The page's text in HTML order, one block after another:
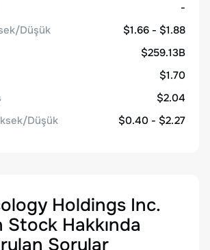
-
Düşük
$1.66 - $1.88
$259.13B
$1.70
$2.04
Düşük
$0.40 - $2.27
Holdings Inc.
Stock Hakkında
Sorular